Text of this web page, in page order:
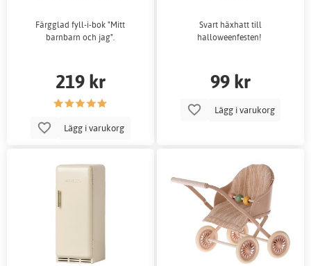
Färgglad fyll-i-bok "Mitt
barnbarn och jag".
219 kr
Lägg i varukorg
Svart häxhatt till
halloweenfesten!
99 kr
Lägg i varukorg